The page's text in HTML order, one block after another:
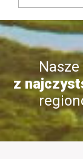
Nasze
z